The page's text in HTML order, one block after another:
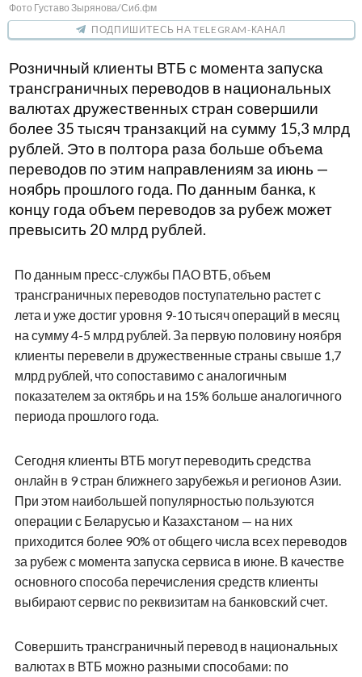
Фото Густаво Зырянова/Сиб.фм
ПОДПИШИТЕСЬ НА TELEGRAM-КАНАЛ
Розничный клиенты ВТБ с момента запуска
трансграничных переводов в национальных
валютах дружественных стран совершили
более 35 тысяч транзакций на сумму 15,3 млрд
рублей. Это в полтора раза больше объема
переводов по этим направлениям за июнь —
ноябрь прошлого года. По данным банка, к
концу года объем переводов за рубеж может
превысить 20 млрд рублей.
По данным пресс-службы ПАО ВТБ, объем
трансграничных переводов поступательно растет с
лета и уже достиг уровня 9-10 тысяч операций в месяц
на сумму 4-5 млрд рублей. За первую половину ноября
клиенты перевели в дружественные страны свыше 1,7
млрд рублей, что сопоставимо с аналогичным
показателем за октябрь и на 15% больше аналогичного
периода прошлого года.
Сегодня клиенты ВТБ могут переводить средства
онлайн в 9 стран ближнего зарубежья и регионов Азии.
При этом наибольшей популярностью пользуются
операции с Беларусью и Казахстаном — на них
приходится более 90% от общего числа всех переводов
за рубеж с момента запуска сервиса в июне. В качестве
основного способа перечисления средств клиенты
выбирают сервис по реквизитам на банковский счет.
Совершить трансграничный перевод в национальных
валютах в ВТБ можно разными способами: по